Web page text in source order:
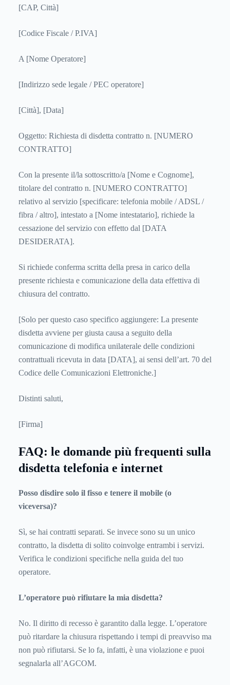
[CAP, Città]
[Codice Fiscale / P.IVA]
A [Nome Operatore]
[Indirizzo sede legale / PEC operatore]
[Città], [Data]
Oggetto: Richiesta di disdetta contratto n. [NUMERO
CONTRATTO]
Con la presente il/la sottoscritto/a [Nome e Cognome],
titolare del contratto n. [NUMERO CONTRATTO]
relativo al servizio [specificare: telefonia mobile / ADSL /
fibra / altro], intestato a [Nome intestatario], richiede la
cessazione del servizio con effetto dal [DATA
DESIDERATA].
Si richiede conferma scritta della presa in carico della
presente richiesta e comunicazione della data effettiva di
chiusura del contratto.
[Solo per questo caso specifico aggiungere: La presente
disdetta avviene per giusta causa a seguito della
comunicazione di modifica unilaterale delle condizioni
contrattuali ricevuta in data [DATA], ai sensi dell’art. 70 del
Codice delle Comunicazioni Elettroniche.]
Distinti saluti,
[Firma]
FAQ: le domande più frequenti sulla
disdetta telefonia e internet
Posso disdire solo il fisso e tenere il mobile (o
viceversa)?
Sì, se hai contratti separati. Se invece sono su un unico
contratto, la disdetta di solito coinvolge entrambi i servizi.
Verifica le condizioni specifiche nella guida del tuo
operatore.
L’operatore può rifiutare la mia disdetta?
No. Il diritto di recesso è garantito dalla legge. L’operatore
può ritardare la chiusura rispettando i tempi di preavviso ma
non può rifiutarsi. Se lo fa, infatti, è una violazione e puoi
segnalarla all’AGCOM.